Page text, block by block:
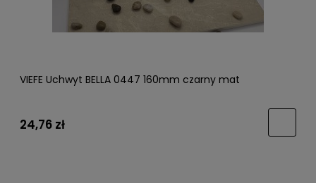
VIEFE Uchwyt BELLA 0447 160mm czarny mat
24,76 zł